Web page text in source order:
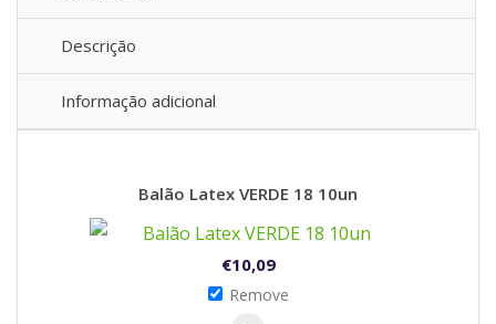
Descrição
Informação adicional
€10,09
Balão Latex VERDE 18 10un
Remove